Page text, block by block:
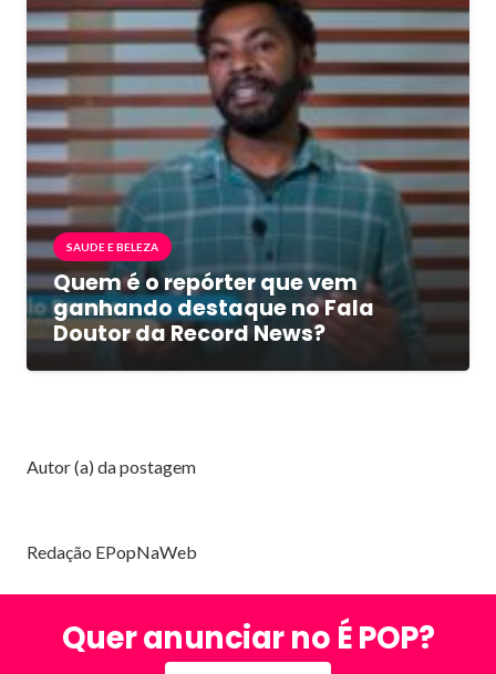
SAUDE E BELEZA
Quem é o repórter que vem
ganhando destaque no Fala
Doutor da Record News?
Autor (a) da postagem
Redação EPopNaWeb
Quer anunciar no É POP?